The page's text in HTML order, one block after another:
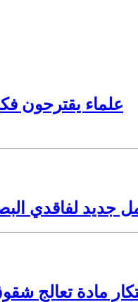
علماء يقترحون
جديد لفاقدي
مادة تعالج